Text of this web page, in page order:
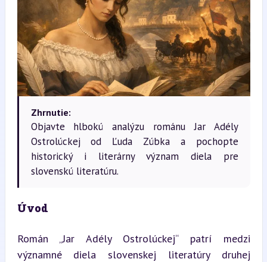
Zhrnutie:
Objavte hlbokú analýzu románu Jar Adély
Ostrolúckej od Ľuda Zúbka a pochopte
historický i literárny význam diela pre
slovenskú literatúru.
Úvod
Román „Jar Adély Ostrolúckej“ patrí medzi
významné diela slovenskej literatúry druhej